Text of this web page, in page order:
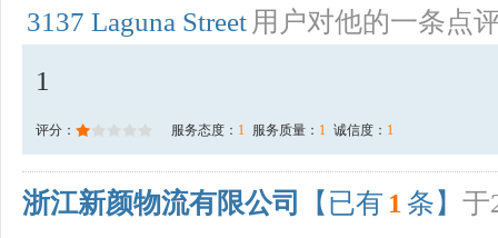
3137 Laguna Street 用户对他的一条点
1
评分： 服务态度： 1 服务质量： 1 诚信度： 1
浙江新颜物流有限公司 【已有 1 条】 于